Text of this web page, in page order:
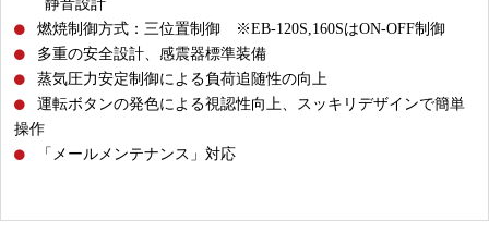
静音設計
燃焼制御方式：三位置制御 ※EB-120S,160SはON-OFF制御
多重の安全設計、感震器標準装備
蒸気圧力安定制御による負荷追随性の向上
運転ボタンの発色による視認性向上、スッキリデザインで簡単
操作
「メールメンテナンス」対応